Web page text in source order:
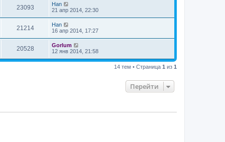
23093
Han
21 апр 2014, 22:30
21214
Han
16 апр 2014, 17:27
20528
Gorlum
12 янв 2014, 21:58
14 тем • Страница 1 из 1
Перейти